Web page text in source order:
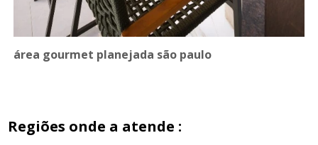
área gourmet planejada são paulo
Regiões onde a atende :